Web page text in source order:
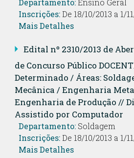
Departamento:Ensino Geral
Inscrições:De 18/10/2013 a 1/
Mais Detalhes
Edital nº 2310/2013 de
de Concurso Público
Determinado / Áreas:
Mecânica / Engenharia
Engenharia de Produção //
Assistido por Computador
Departamento: Soldagem
Inscrições:De 18/10/2013 a 1/
Mais Detalhes